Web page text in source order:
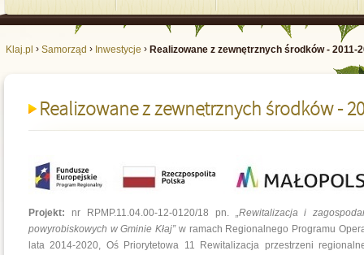
Klaj.pl › Samorząd › Inwestycje › Realizowane z zewnętrznych środków - 2011-
Realizowane z zewnętrznych środków -
Projekt: nr RPMP.11.04.00-12-0120/18 pn. „Rewitalizacja i
powyrobiskowych w Gminie Kłaj”w ramach Regionalnego Programu
lata 2014-2020, Oś Priorytetowa 11 Rewitalizacja przestrzeni